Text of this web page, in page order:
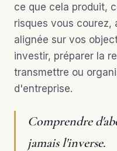
ce que cela produit,
risques vous courez,
alignée sur vos
investir, préparer la
transmettre ou
d'entreprise.
Comprendre
jamais l'inverse.